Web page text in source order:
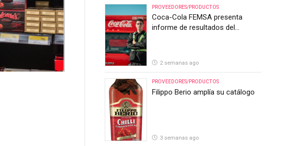
PROVEEDORES/PRODUCTOS
Coca-Cola FEMSA presenta
informe de resultados del
2 semanas ago
PROVEEDORES/PRODUCTOS
Filippo Berio amplía su catálogo
3 semanas ago